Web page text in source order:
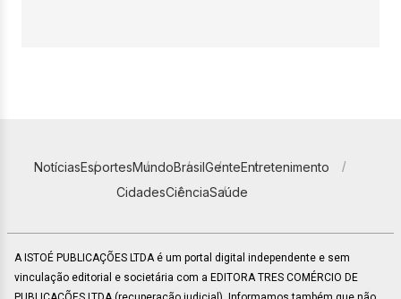
NotíciasEsportesMundoBrasilGenteEntretenimento
CidadesCiênciaSaúde
A ISTOÉ PUBLICAÇÕES LTDA é um portal digital independente e sem
vinculação editorial e societária com a EDITORA TRES COMÉRCIO DE